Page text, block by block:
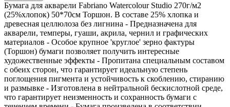
Бумага для акварели Fabriano Watercolour Studio 270г/м2
(25%хлопок) 50*70см Торшон. В составе 25% хлопка и
древесная целлюлоза без лигнина - Предназначена для
акварели, темперы, гуаши, акрила, чернил и графических
материалов - Особое крупное 'круглое' зерно фактуры
(Торшон) бумаги позволяет получить интересные
художественные эффекты - Пропитана специальным составом
с обеих сторон, что гарантирует идеальную степень
поглощения пигмента и устойчивость к скоблению, стиранию
и размывке - Изготовлена в нейтральной бескислотной среде,
что гарантирует неизменность и сохранность бумаги с